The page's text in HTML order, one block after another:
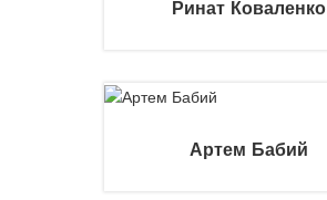
Ринат Коваленко
Артем Бабий